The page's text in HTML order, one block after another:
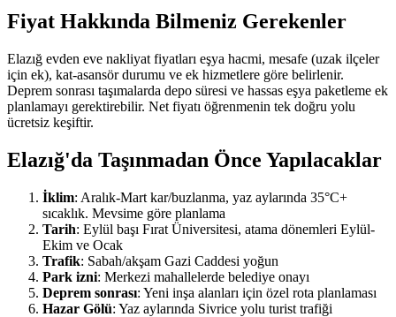
Fiyat Hakkında Bilmeniz Gerekenler
Elazığ evden eve nakliyat fiyatları eşya hacmi, mesafe (uzak ilçeler
için ek), kat-asansör durumu ve ek hizmetlere göre belirlenir.
Deprem sonrası taşımalarda depo süresi ve hassas eşya paketleme ek
planlamayı gerektirebilir. Net fiyatı öğrenmenin tek doğru yolu
ücretsiz keşiftir.
Elazığ'da Taşınmadan Önce Yapılacaklar
İklim: Aralık-Mart kar/buzlanma, yaz aylarında 35°C+
sıcaklık. Mevsime göre planlama
Tarih: Eylül başı Fırat Üniversitesi, atama dönemleri Eylül-
Ekim ve Ocak
Trafik: Sabah/akşam Gazi Caddesi yoğun
Park izni: Merkezi mahallelerde belediye onayı
Deprem sonrası: Yeni inşa alanları için özel rota planlaması
Hazar Gölü: Yaz aylarında Sivrice yolu turist trafiği